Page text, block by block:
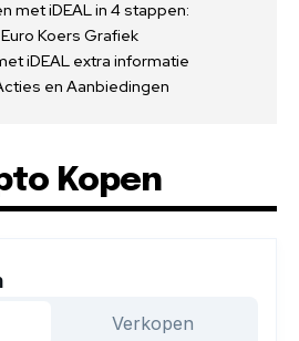
met iDEAL in 4 stappen:
Koers Grafiek
iDEAL extra informatie
en Aanbiedingen
Kopen